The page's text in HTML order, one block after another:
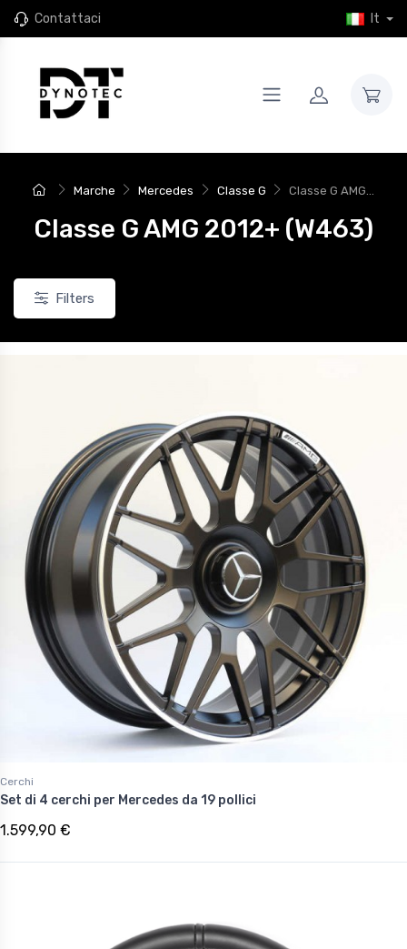
Contattaci It
Marche Mercedes Classe G Classe G AMG...
Classe G AMG 2012+ (W463)
Filters
Cerchi
Set di 4 cerchi per Mercedes da 19 pollici
1.599,90 €